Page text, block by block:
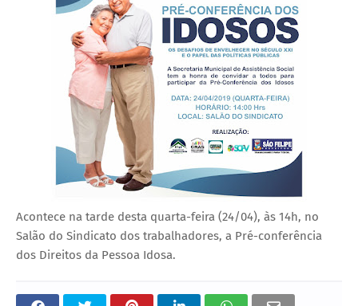
Acontece na tarde desta quarta-feira (24/04), às 14h, no
Salão do Sindicato dos trabalhadores, a Pré-conferência
dos Direitos da Pessoa Idosa.